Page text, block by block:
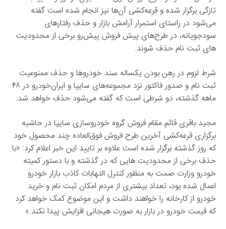
تازگی برگزار شده و قرعه‌کشی آن‌ها نیز انجام شده است گفته
می‌شود در راستای استمرار آرامش بازار و حذف رفتارهای
سودجویانه، در طرح‌های پیش فروش پیش‌رو برخی از محدودیت
های ثبت نام حذف شوند.
شرط لزوم در رهن بودن یکساله سند خودروها و حذف ممنوعیت
ثبت نام و صدور فاکتور نزد مجموعه‌های سایپا و ایران‌خودرو در ۴۸
ماهه گذشته، دو شرطی است که گفته می‌شود حذف خواهد شد.
مجید باقری قائم مقام فروش گروه خودروسازی سایپا در حاشیه
برگزاری قرعه‌کشی آخرین طرح فروش فوق‌العاده چند محصول خود
که روز گذشته برگزار شده است علاوه بر تایید این خبر اعلام کرد: «با
حذف برخی از محدودیت هایی که در گذشته و با دستور کمیته
خودرو وزارت صمت به منظور کنترل التهابات کاذب بازار خودرو
اعمال شده بود، تعداد بیشتری از مردم امکان ثبت نام و خرید
خودرو از کارخانه را خواهند داشت و این موضوع کمک خواهد کرد
که قیمت خودرو در بازار به صورت هیجانی افزایش پیدا نکند.»